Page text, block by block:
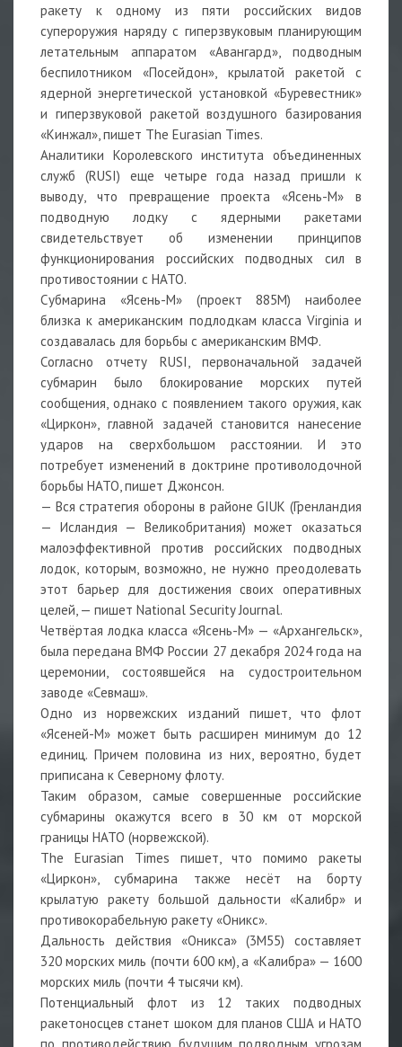
ракету к одному из пяти российских видов
супероружия наряду с гиперзвуковым планирующим
летательным аппаратом «Авангард», подводным
беспилотником «Посейдон», крылатой ракетой с
ядерной энергетической установкой «Буревестник»
и гиперзвуковой ракетой воздушного базирования
«Кинжал», пишет The Eurasian Times.
Аналитики Королевского института объединенных
служб (RUSI) еще четыре года назад пришли к
выводу, что превращение проекта «Ясень-М» в
подводную лодку с ядерными ракетами
свидетельствует об изменении принципов
функционирования российских подводных сил в
противостоянии с НАТО.
Субмарина «Ясень-М» (проект 885М) наиболее
близка к американским подлодкам класса Virginia и
создавалась для борьбы с американским ВМФ.
Согласно отчету RUSI, первоначальной задачей
субмарин было блокирование морских путей
сообщения, однако с появлением такого оружия, как
«Циркон», главной задачей становится нанесение
ударов на сверхбольшом расстоянии. И это
потребует изменений в доктрине противолодочной
борьбы НАТО, пишет Джонсон.
— Вся стратегия обороны в районе GIUK (Гренландия
— Исландия — Великобритания) может оказаться
малоэффективной против российских подводных
лодок, которым, возможно, не нужно преодолевать
этот барьер для достижения своих оперативных
целей, — пишет National Security Journal.
Четвёртая лодка класса «Ясень-М» — «Архангельск»,
была передана ВМФ России 27 декабря 2024 года на
церемонии, состоявшейся на судостроительном
заводе «Севмаш».
Одно из норвежских изданий пишет, что флот
«Ясеней-М» может быть расширен минимум до 12
единиц. Причем половина из них, вероятно, будет
приписана к Северному флоту.
Таким образом, самые совершенные российские
субмарины окажутся всего в 30 км от морской
границы НАТО (норвежской).
The Eurasian Times пишет, что помимо ракеты
«Циркон», субмарина также несёт на борту
крылатую ракету большой дальности «Калибр» и
противокорабельную ракету «Оникс».
Дальность действия «Оникса» (3М55) составляет
320 морских миль (почти 600 км), а «Калибра» — 1600
морских миль (почти 4 тысячи км).
Потенциальный флот из 12 таких подводных
ракетоносцев станет шоком для планов США и НАТО
по противодействию будущим подводным угрозам